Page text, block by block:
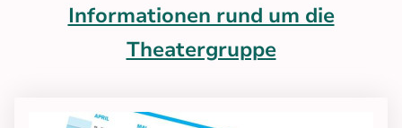
Informationen rund um die
Theatergruppe